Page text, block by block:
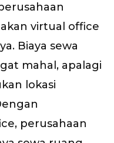
virtual office
Biaya sewa
mahal, apalagi
lokasi
perusahaan